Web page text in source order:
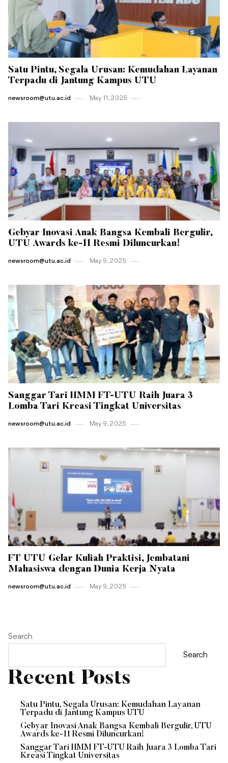
Satu Pintu, Segala Urusan: Kemudahan Layanan
Terpadu di Jantung Kampus UTU
newsroom@utu.ac.id May 11 , 2025
Gebyar Inovasi Anak Bangsa Kembali Bergulir,
UTU Awards ke-11 Resmi Diluncurkan!
newsroom@utu.ac.id May 9 , 2025
Sanggar Tari HMM FT-UTU Raih Juara 3
Lomba Tari Kreasi Tingkat Universitas
newsroom@utu.ac.id May 9 , 2025
FT UTU Gelar Kuliah Praktisi, Jembatani
Mahasiswa dengan Dunia Kerja Nyata
newsroom@utu.ac.id May 9 , 2025
Search
Search
Recent Posts
Satu Pintu, Segala Urusan: Kemudahan Layanan
Terpadu di Jantung Kampus UTU
Gebyar Inovasi Anak Bangsa Kembali Bergulir, UTU
Awards ke-11 Resmi Diluncurkan!
Sanggar Tari HMM FT-UTU Raih Juara 3 Lomba Tari
Kreasi Tingkat Universitas